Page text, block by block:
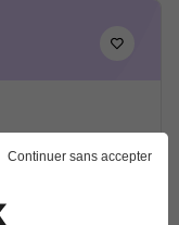
Continuer sans accepter